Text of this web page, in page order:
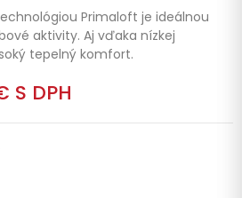
Primaloft je ideálnou
aktivity. Aj vďaka nízkej
tepelný komfort.
S DPH